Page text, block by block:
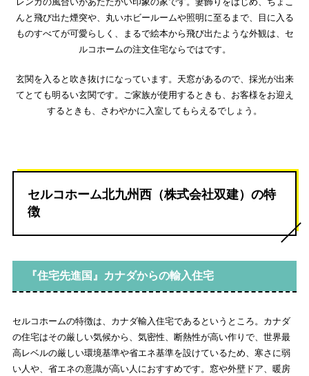
んと飛び出た煙突や、丸いホビールームや照明に至るまで、目に入る
ものすべてが可愛らしく、まるで絵本から飛び出たような外観は、セ
ルコホームの注文住宅ならではです。
玄関を入ると吹き抜けになっています。天窓があるので、採光が出来
てとても明るい玄関です。ご家族が使用するときも、お客様をお迎え
するときも、さわやかに入室してもらえるでしょう。
セルコホーム北九州西（株式会社双建）の特
徴
『住宅先進国』カナダからの輸入住宅
セルコホームの特徴は、カナダ輸入住宅であるというところ。カナダ
の住宅はその厳しい気候から、気密性、断熱性が高い作りで、世界最
高レベルの厳しい環境基準や省エネ基準を設けているため、寒さに弱
い人や、省エネの意識が高い人におすすめです。窓や外壁ドア、暖房